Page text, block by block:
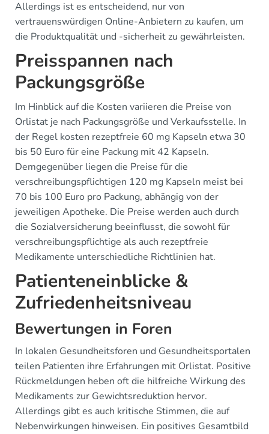
Allerdings ist es entscheidend, nur von
vertrauenswürdigen Online-Anbietern zu kaufen, um
die Produktqualität und -sicherheit zu gewährleisten.
Preisspannen nach
Packungsgröße
Im Hinblick auf die Kosten variieren die Preise von
Orlistat je nach Packungsgröße und Verkaufsstelle. In
der Regel kosten rezeptfreie 60 mg Kapseln etwa 30
bis 50 Euro für eine Packung mit 42 Kapseln.
Demgegenüber liegen die Preise für die
verschreibungspflichtigen 120 mg Kapseln meist bei
70 bis 100 Euro pro Packung, abhängig von der
jeweiligen Apotheke. Die Preise werden auch durch
die Sozialversicherung beeinflusst, die sowohl für
verschreibungspflichtige als auch rezeptfreie
Medikamente unterschiedliche Richtlinien hat.
Patienteneinblicke &
Zufriedenheitsniveau
Bewertungen in Foren
In lokalen Gesundheitsforen und Gesundheitsportalen
teilen Patienten ihre Erfahrungen mit Orlistat. Positive
Rückmeldungen heben oft die hilfreiche Wirkung des
Medikaments zur Gewichtsreduktion hervor.
Allerdings gibt es auch kritische Stimmen, die auf
Nebenwirkungen hinweisen. Ein positives Gesamtbild